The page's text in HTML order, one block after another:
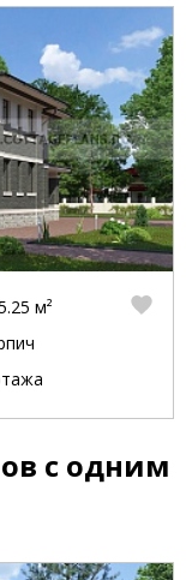
м²
с одним